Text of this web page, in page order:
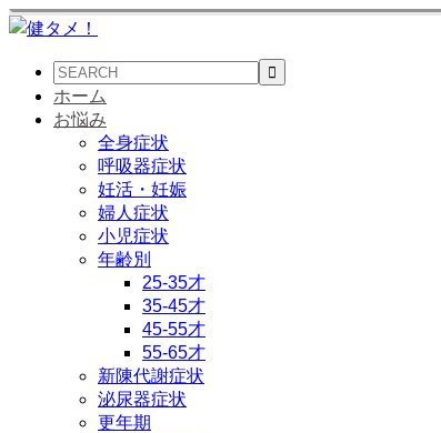
ホーム
お悩み
全身症状
呼吸器症状
妊活・妊娠
婦人症状
小児症状
年齢別
25-35才
35-45才
45-55才
55-65才
新陳代謝症状
泌尿器症状
更年期